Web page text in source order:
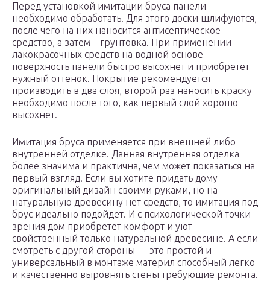
Перед установкой имитации бруса панели
необходимо обработать. Для этого доски шлифуются,
после чего на них наносится антисептическое
средство, а затем – грунтовка. При применении
лакокрасочных средств на водной основе
поверхность панели быстро высохнет и приобретет
нужный оттенок. Покрытие рекомендуется
производить в два слоя, второй раз наносить краску
необходимо после того, как первый слой хорошо
высохнет.
Имитация бруса применяется при внешней либо
внутренней отделке. Данная внутренняя отделка
более значима и практична, чем может показаться на
первый взгляд. Если вы хотите придать дому
оригинальный дизайн своими руками, но на
натуральную древесину нет средств, то имитация под
брус идеально подойдет. И с психологической точки
зрения дом приобретет комфорт и уют
свойственный только натуральной древесине. А если
смотреть с другой стороны — это простой и
универсальный в монтаже материл способный легко
и качественно выровнять стены требующие ремонта.